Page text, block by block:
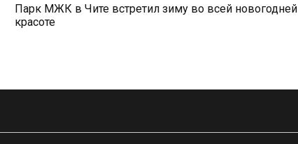
Парк МЖК в Чите встретил зиму во всей новогодней
красоте